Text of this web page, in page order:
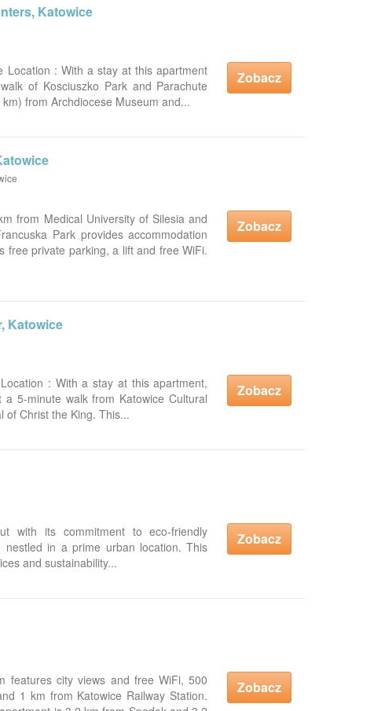
Katowice
Location : With a stay at this apartment
of Kosciuszko Park and Parachute
from Archdiocese Museum and...
Zobacz
from Medical University of Silesia and
Park provides accommodation
free private parking, a lift and free WiFi.
Zobacz
Katowice
: With a stay at this apartment,
5-minute walk from Katowice Cultural
of Christ the King. This...
Zobacz
with its commitment to eco-friendly
nestled in a prime urban location. This
and sustainability...
Zobacz
features city views and free WiFi, 500
1 km from Katowice Railway Station.
Zobacz